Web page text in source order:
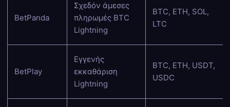
BetPanda
Σχεδόν άμεσες
πληρωμές BTC
Lightning
BTC, ETH, SOL,
LTC
BetPlay
Εγγενής
εκκαθάριση
Lightning
BTC, ETH, USDT,
USDC